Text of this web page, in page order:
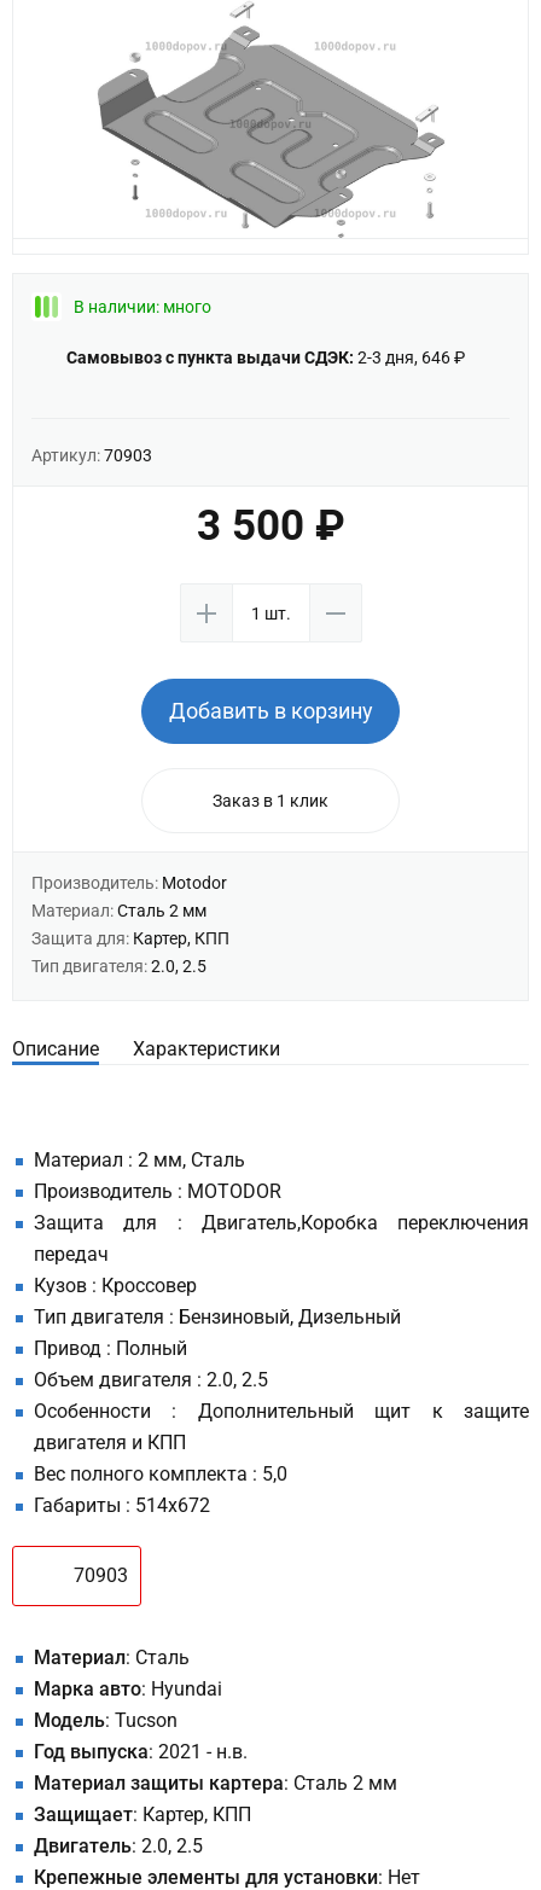
В наличии: много
Самовывоз с пункта выдачи СДЭК: 2-3 дня, 646 ₽
Артикул:70903
3 500 ₽
Добавить в корзину
Заказ в 1 клик
Производитель: Motodor
Материал:Сталь 2 мм
Защита для: Картер, КПП
Тип двигателя:2.0, 2.5
Описание Характеристики
Материал : 2 мм, Сталь
Производитель : MOTODOR
Защита для : Двигатель,Коробка переключения
передач
Кузов : Кроссовер
Тип двигателя : Бензиновый, Дизельный
Привод : Полный
Объем двигателя : 2.0, 2.5
Особенности : Дополнительный щит к защите
двигателя и КПП
Вес полного комплекта : 5,0
Габариты : 514x672
70903
Материал: Сталь
Марка авто: Hyundai
Модель: Tucson
Год выпуска: 2021 - н.в.
Материал защиты картера: Сталь 2 мм
Защищает: Картер, КПП
Двигатель: 2.0, 2.5
Крепежные элементы для установки: Нет